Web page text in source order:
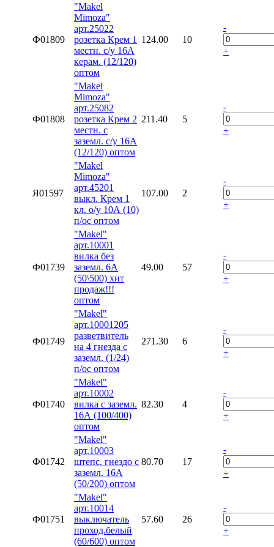
Ф01809
"Makel
Mimoza"
арт.25022
розетка Крем 1
местн. с/у 16А
керам. (12/120)
оптом
124.00 10
-
+
Ф01808
"Makel
Mimoza"
арт.25082
розетка Крем 2
местн. с
заземл. с/у 16А
(12/120) оптом
211.40 5
-
+
Я01597
"Makel
Mimoza"
арт.45201
выкл. Крем 1
кл. о/у 10А (10)
п/ос оптом
107.00 2
-
+
Ф01739
"Makel"
арт.10001
вилка без
заземл. 6А
(50\500) хит
продаж!!!
оптом
49.00 57
-
+
Ф01749
"Makel"
арт.10001205
разветвитель
на 4 гнезда с
заземл. (1/24)
п/ос оптом
271.30 6
-
+
Ф01740
"Makel"
арт.10002
вилка с заземл.
16А (100/400)
оптом
82.30 4
-
+
Ф01742
"Makel"
арт.10003
штепс. гнездо с
заземл. 16А
(50/200) оптом
80.70 17
-
+
Ф01751
"Makel"
арт.10014
выключатель
проход.белый
(60/600) оптом
57.60 26
-
+